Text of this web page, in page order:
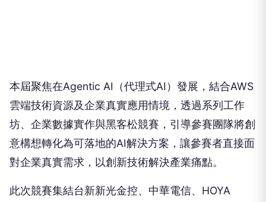
本屆聚焦在Agentic AI（代理式AI）發展，結合AWS
雲端技術資源及企業真實應用情境，透過系列工作
坊、企業數據實作與黑客松競賽，引導參賽團隊將創
意構想轉化為可落地的AI解決方案，讓參賽者直接面
對企業真實需求，以創新技術解決產業痛點。
此次競賽集結台新新光金控、中華電信、HOYA